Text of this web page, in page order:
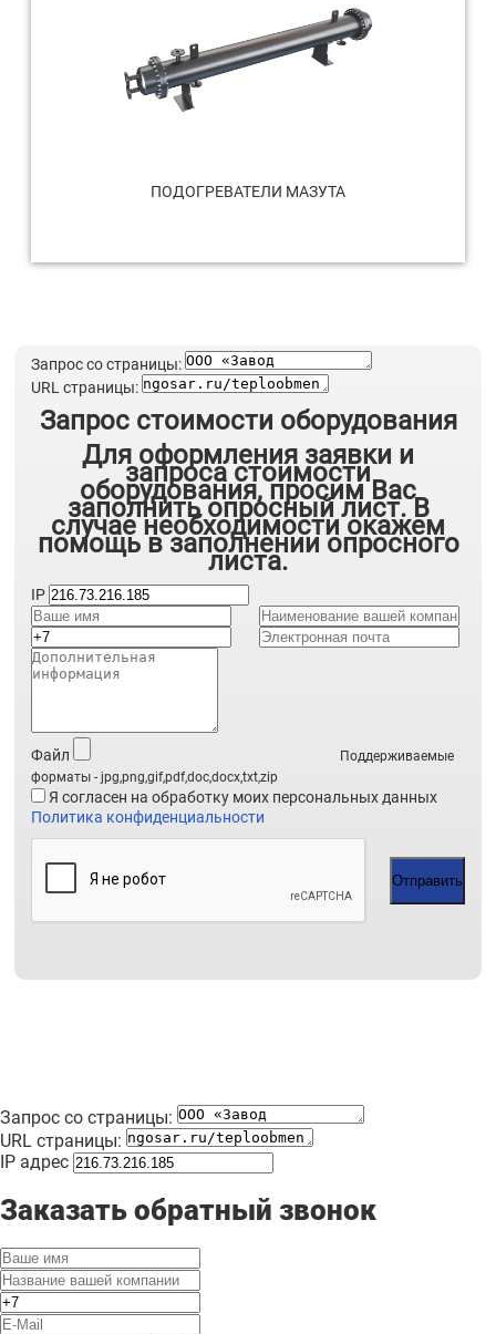
ПОДОГРЕВАТЕЛИ МАЗУТА
Запрос со страницы:
URL страницы:
Запрос стоимости оборудования
Для оформления заявки и
запроса стоимости
оборудования, просим Вас
заполнить опросный лист. В
случае необходимости окажем
помощь в заполнении опросного
листа.
IP
Файл
Поддерживаемые
форматы - jpg,png,gif,pdf,doc,docx,txt,zip
Я согласен на обработку моих персональных данных
Политика конфиденциальности
Отправить
Запрос со страницы:
URL страницы:
IP адрес
Заказать обратный звонок